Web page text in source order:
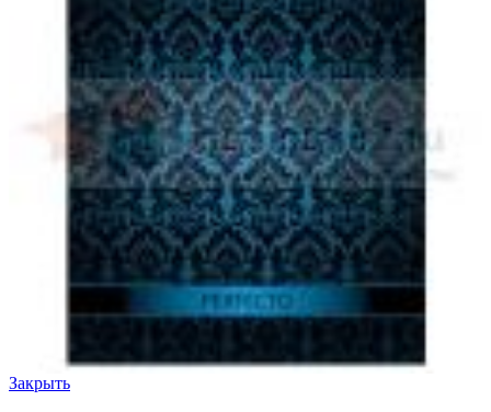
Закрыть